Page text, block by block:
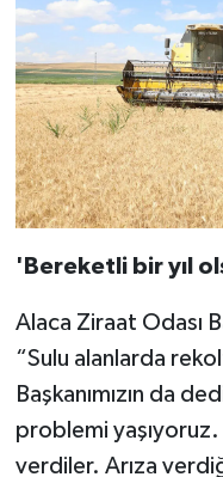
'Bereketli bir yıl
Alaca Ziraat Odası
“Sulu alanlarda
Başkanımızın da
problemi yaşıyoruz.
verdiler. Arıza